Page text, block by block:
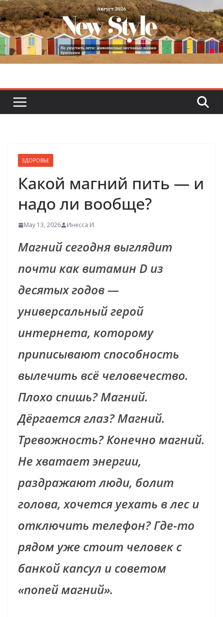
Skip
to
content
ЗДОРОВЬЕ
Какой магний пить — и
надо ли вообще?
May 13, 2026 Инесса И.
Магний сегодня выглядит
почти как витамин D из
десятых годов —
универсальный герой
интернета, которому
приписывают способность
вылечить всё человечество.
Плохо спишь? Магний.
Дёргается глаз? Магний.
Тревожность? Конечно магний.
Не хватает энергии,
раздражают люди, болит
голова, хочется уехать в лес и
отключить телефон? Где-то
рядом уже стоит человек с
банкой капсул и советом
«попей магний».